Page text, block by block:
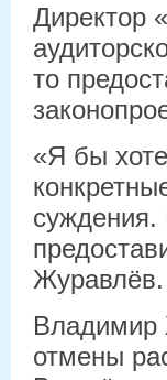
Директор
то
«Я бы
Журавлёв.
Владимир
отмены